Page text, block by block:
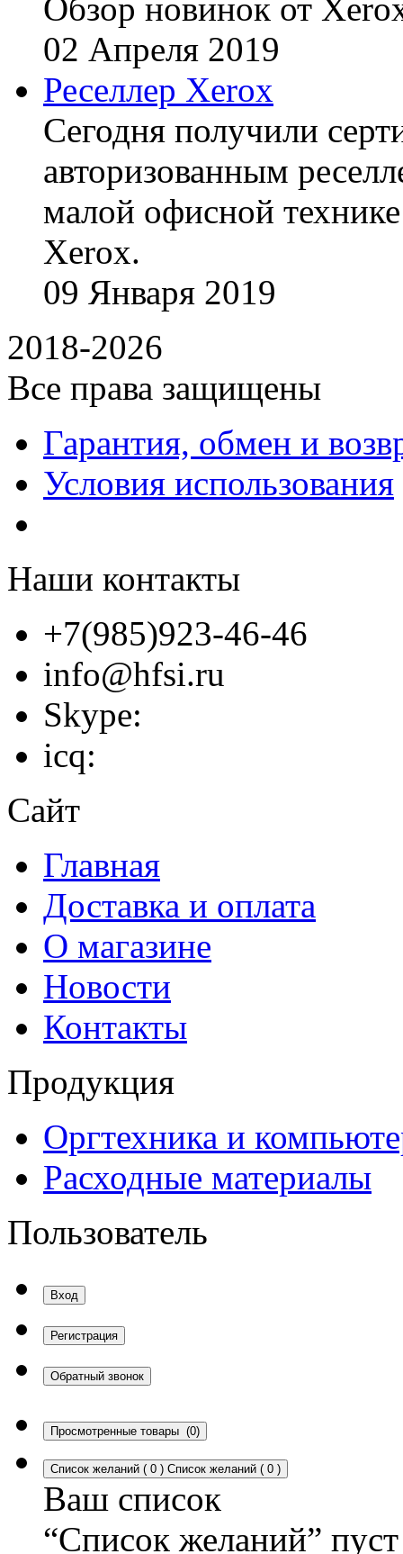
Обзор новинок от
02 Апреля 2019
Реселлер Xerox
Сегодня получили
авторизованным
малой офисной
Xerox.
09 Января 2019
2018-2026
Все права защищены
Гарантия, обмен и
Условия использования
Наши контакты
+7(985)923-46-46
info@hfsi.ru
Skype:
icq:
Сайт
Главная
Доставка и оплата
О магазине
Новости
Контакты
Продукция
Оргтехника и
Расходные материалы
Пользователь
Вход
Регистрация
Обратный звонок
Просмотренные товары (0)
Список желаний ( 0 ) Список желаний ( 0 )
Ваш список
“Список желаний” пуст